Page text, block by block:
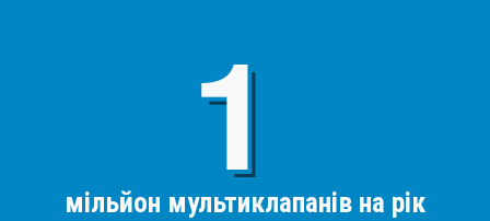
мільйон мультиклапанів на рік